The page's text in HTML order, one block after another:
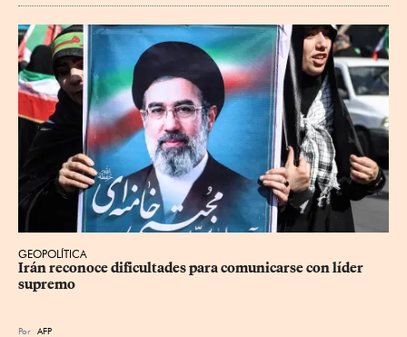
GEOPOLÍTICA
Irán reconoce dificultades para comunicarse con líder
supremo
Por AFP